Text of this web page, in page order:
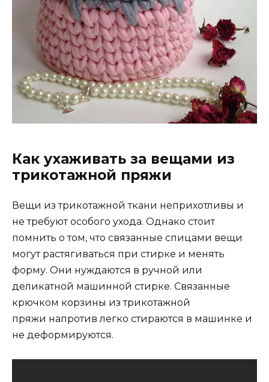
Как ухаживать за вещами из
трикотажной пряжи
Вещи из трикотажной ткани неприхотливы и
не требуют особого ухода. Однако стоит
помнить о том, что связанные спицами вещи
могут растягиваться при стирке и менять
форму. Они нуждаются в ручной или
деликатной машинной стирке. Связанные
крючком корзины из трикотажной
пряжи напротив легко стираются в машинке и
не деформируются.